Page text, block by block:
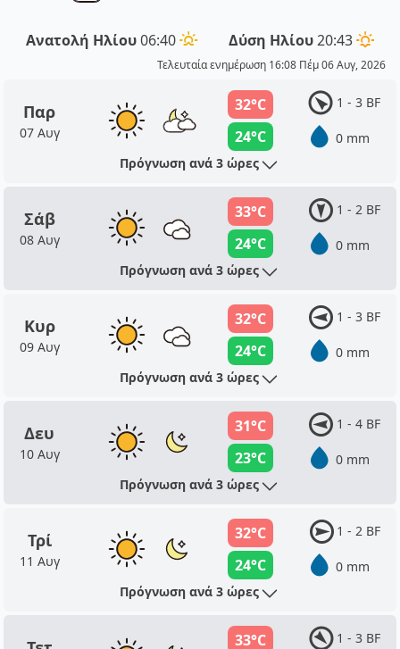
Ανατολή Ηλίου06:40 Δύση Ηλίου20:43
Τελευταία ενημέρωση 16:08 Πέμ 06 Αυγ, 2026
Παρ
07 Αυγ
32°C
24°C
1 - 3 BF
0 mm
Πρόγνωση ανά 3 ώρες
Σάβ
08 Αυγ
33°C
24°C
1 - 2 BF
0 mm
Πρόγνωση ανά 3 ώρες
Κυρ
09 Αυγ
32°C
24°C
1 - 3 BF
0 mm
Πρόγνωση ανά 3 ώρες
Δευ
10 Αυγ
31°C
23°C
1 - 4 BF
0 mm
Πρόγνωση ανά 3 ώρες
Τρί
11 Αυγ
32°C
24°C
1 - 2 BF
0 mm
Πρόγνωση ανά 3 ώρες
33°C
1 - 3 BF